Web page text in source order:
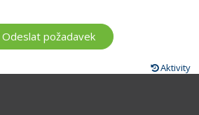
Aktivity